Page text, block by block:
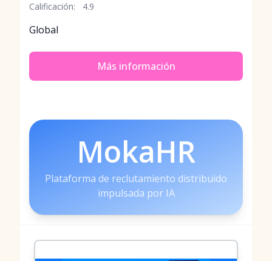
Calificación:
4.9
Global
Más información
MokaHR
Plataforma de reclutamiento distribuido
impulsada por IA